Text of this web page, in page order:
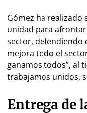
Gómez ha realizado
unidad para
sector, defendiendo
mejora todo el
ganamos todos”, al
trabajamos unidos,
Entrega de